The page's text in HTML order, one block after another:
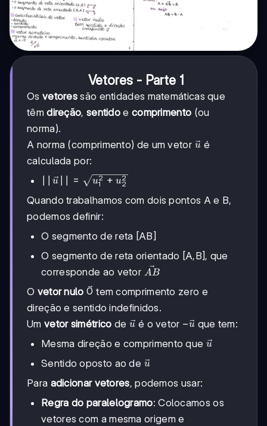
Vetores - Parte 1
Os vetores são entidades matemáticas que
têmdireção, sentido e comprimento (ou
norma).
A norma (comprimento) de um vetor \vec{u}
u é
calculada por:
||\vec{u}||
\sqrt{u_1^2
+ u_2^2}
u = u1
2 + u2
2
Quando trabalhamos com dois pontos A e B,
podemos definir:
O segmento de reta [AB]
O segmento de reta orientado [A,B], que
corresponde ao vetor \vec{AB}
AB
O vetor nulo \vec{0}
0 tem comprimento zero e
direção e sentido indefinidos.
Um vetor simétrico de \vec{u}
u é o vetor -
−u que tem:
Mesma direção e comprimento que \vec{u}
u
Sentido oposto ao de \vec{u}
u
Para adicionar vetores, podemos usar:
Regra do paralelogramo: Colocamos os
vetores com a mesma origem e